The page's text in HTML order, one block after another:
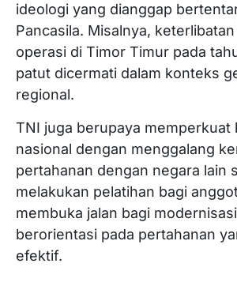
ideologi yang dianggap
Pancasila. Misalnya,
operasi di Timor Timur pada
patut dicermati dalam konteks
regional.
TNI juga berupaya memperkuat
nasional dengan menggalang
pertahanan dengan negara lain
melakukan pelatihan bagi
membuka jalan bagi
berorientasi pada pertahanan
efektif.